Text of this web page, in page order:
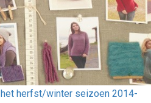
herfst/winter seizoen 2014-